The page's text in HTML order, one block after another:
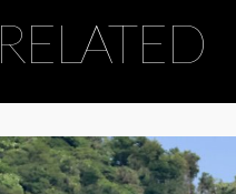
RELATED